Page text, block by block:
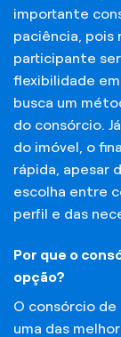
importante
paciência, pois
participante
flexibilidade
busca um
do consórcio.
do imóvel, o
rápida, apesar
escolha entre
perfil e das
Por que o
opção?
O consórcio de
uma das